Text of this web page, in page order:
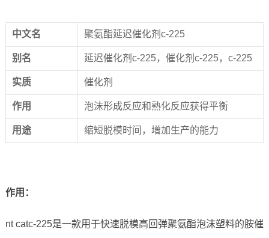
中文名 聚氨酯延迟催化剂c-225
别名 延迟催化剂c-225，催化剂c-225，c-225
实质 催化剂
作用 泡沫形成反应和熟化反应获得平衡
用途 缩短脱模时间，增加生产的能力
作用：
nt catc-225是一款用于快速脱模高回弹聚氨酯泡沫塑料的胺催